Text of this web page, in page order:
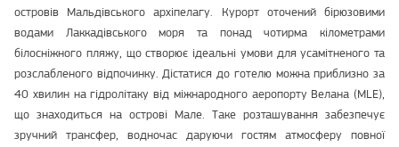
островів Мальдівського архіпелагу. Курорт оточений бірюзовими
водами Лаккадівського моря та понад чотирма кілометрами
білосніжного пляжу, що створює ідеальні умови для усамітненого та
розслабленого відпочинку. Дістатися до готелю можна приблизно за
40 хвилин на гідролітаку від міжнародного аеропорту Велана (MLE),
що знаходиться на острові Мале. Таке розташування забезпечує
зручний трансфер, водночас даруючи гостям атмосферу повної